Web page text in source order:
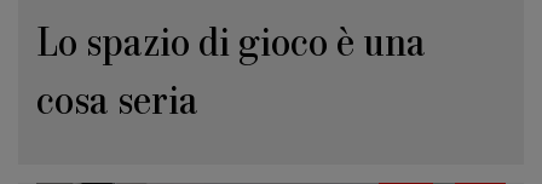
Lo spazio di gioco è una
cosa seria